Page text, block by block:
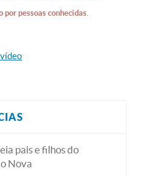
pessoas conhecidas.
pais e filhos do
Nova